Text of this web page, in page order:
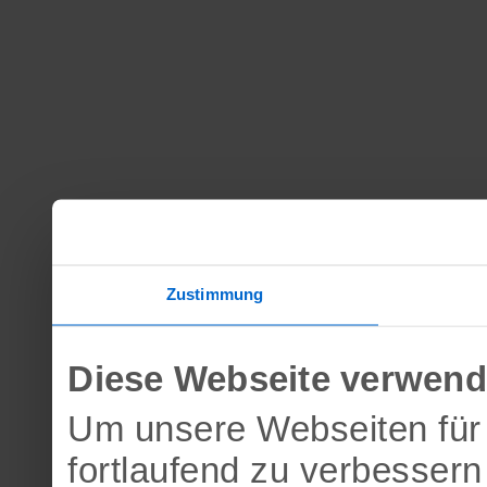
Zustimmung
Diese Webseite
Um unsere Webseiten
fortlaufend zu